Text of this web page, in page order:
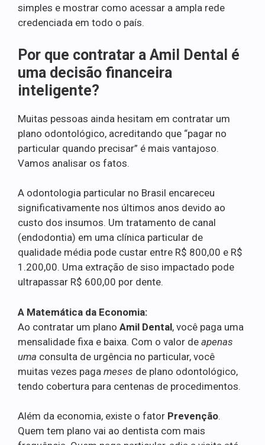
simples e mostrar como acessar a ampla rede
credenciada em todo o país.
Por que contratar a Amil Dental é
uma decisão financeira
inteligente?
Muitas pessoas ainda hesitam em contratar um
plano odontológico, acreditando que “pagar no
particular quando precisar” é mais vantajoso.
Vamos analisar os fatos.
A odontologia particular no Brasil encareceu
significativamente nos últimos anos devido ao
custo dos insumos. Um tratamento de canal
(endodontia) em uma clínica particular de
qualidade média pode custar entre R$ 800,00 e R$
1.200,00. Uma extração de siso impactado pode
ultrapassar R$ 600,00 por dente.
A Matemática da Economia:
Ao contratar um plano Amil Dental, você paga uma
mensalidade fixa e baixa. Com o valor de apenas
uma consulta de urgência no particular, você
muitas vezes paga meses de plano odontológico,
tendo cobertura para centenas de procedimentos.
Além da economia, existe o fator Prevenção.
Quem tem plano vai ao dentista com mais